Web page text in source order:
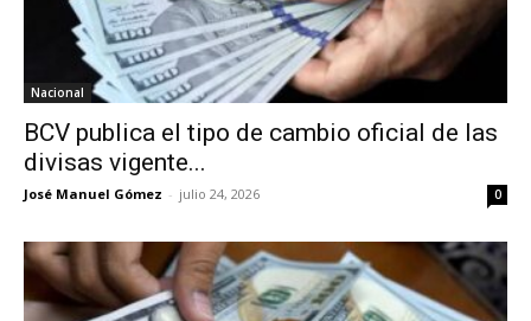
Nacional
BCV publica el tipo de cambio oficial de las
divisas vigente...
José Manuel Gómez - julio 24, 2026 0